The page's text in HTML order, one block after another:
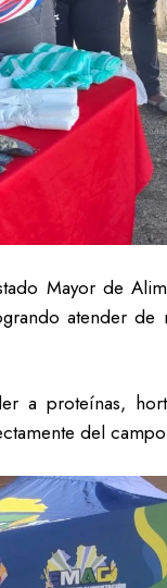
Mayor de
atender
a proteínas,
del